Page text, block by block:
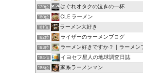
179位 はぐれオタクの泣きの一杯
180位 CLE ラーメン
181位 ラーメン大好き
182位 ライザーのラーメンブログ
183位 ラーメン好きですか？｜ラーメン
184位 イヨセフ星人の地球調査日誌
185位 家系ラーメンマン